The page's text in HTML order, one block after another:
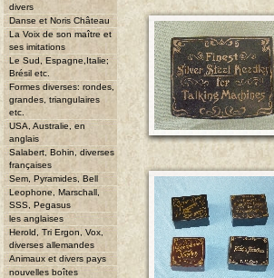
divers
Danse et Noris Château
La Voix de son maître et
ses imitations
Le Sud, Espagne,Italie;
Brésil etc.
Formes diverses: rondes,
grandes, triangulaires
etc.
USA, Australie, en
anglais
Salabert, Bohin, diverses
françaises
Sem, Pyramides, Bell
Leophone, Marschall,
SSS, Pegasus
les anglaises
Herold, Tri Ergon, Vox,
diverses allemandes
Animaux et divers pays
nouvelles boîtes